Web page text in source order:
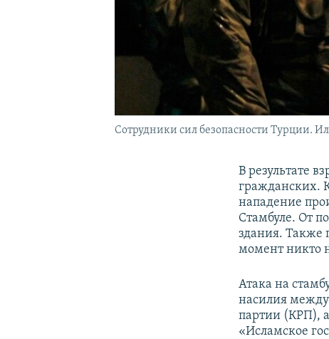
Сотрудники сил безопасности Турции.
В результате
гражданских.
нападение
Стамбуле. От
здания. Также
момент никто
Атака на
насилия между
партии (КРП),
«Исламское